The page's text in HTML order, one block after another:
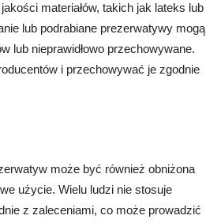
materiałów, takich jak lateks lub
lub podrabiane prezerwatywy mogą
lub nieprawidłowo przechowywane.
i przechowywać je zgodnie
może być również obniżona
użycie. Wielu ludzi nie stosuje
z zaleceniami, co może prowadzić